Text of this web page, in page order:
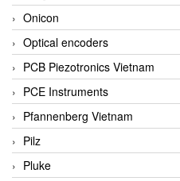
Onicon
Optical encoders
PCB Piezotronics Vietnam
PCE Instruments
Pfannenberg Vietnam
Pilz
Pluke